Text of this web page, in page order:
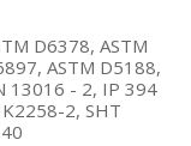
D6378, ASTM
ASTM D5188,
13016 - 2, IP 394
2, SHT